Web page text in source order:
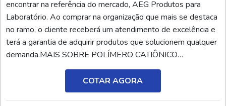
encontrar na referência do mercado, AEG Produtos para
Laboratório. Ao comprar na organização que mais se destaca
no ramo, o cliente receberá um atendimento de excelência e
terá a garantia de adquirir produtos que solucionem qualquer
demanda.MAIS SOBRE POLÍMERO CATIÔNICO
TRATAMENTO DE ÁGUASe alguém buscar por polímero
catiônico tratamento de água em uma empresa responsável,
descobrirá a AEG Produtos para Laboratório. Atuando com
COTAR AGORA